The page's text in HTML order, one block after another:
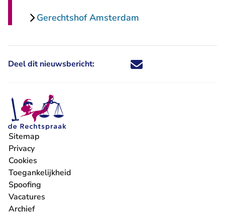
Gerechtshof Amsterdam
Deel dit nieuwsbericht: Deel dit nieuwsbericht via X -
Deel dit nieuwsbericht via
Deel dit nieuwsbericht
Deel dit
Sitemap
Privacy
Cookies
Toegankelijkheid
Spoofing
Vacatures
- U verlaat Rechtspraak.nl
Archief